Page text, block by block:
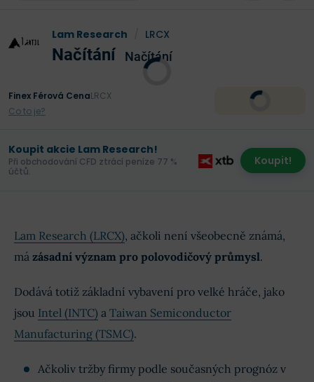
Lam Research LRCX
Načítání Načítání
Finex Férová CenaLRCX
Co to je?
Koupit akcie Lam Research!
Při obchodování CFD ztrácí peníze 77 %
účtů.
Koupit!
Lam Research (LRCX), ačkoli není všeobecně známá,
má zásadní význam pro polovodičový průmysl.
Dodává totiž základní vybavení pro velké hráče, jako
jsou Intel (INTC) a Taiwan Semiconductor
Manufacturing (TSMC).
Ačkoliv tržby firmy podle současných prognóz v